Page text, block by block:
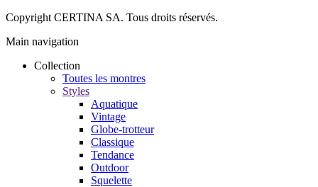
Copyright CERTINA SA. Tous droits réservés.
Main navigation
Collection
Toutes les montres
Styles
Aquatique
Vintage
Globe-trotteur
Classique
Tendance
Outdoor
Squelette